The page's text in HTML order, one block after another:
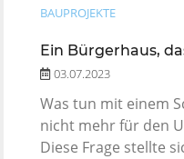
BAUPROJEKTE
Ein Bürgerhaus,
03.07.2023
Was tun mit einem
nicht mehr für den
Diese Frage stellte